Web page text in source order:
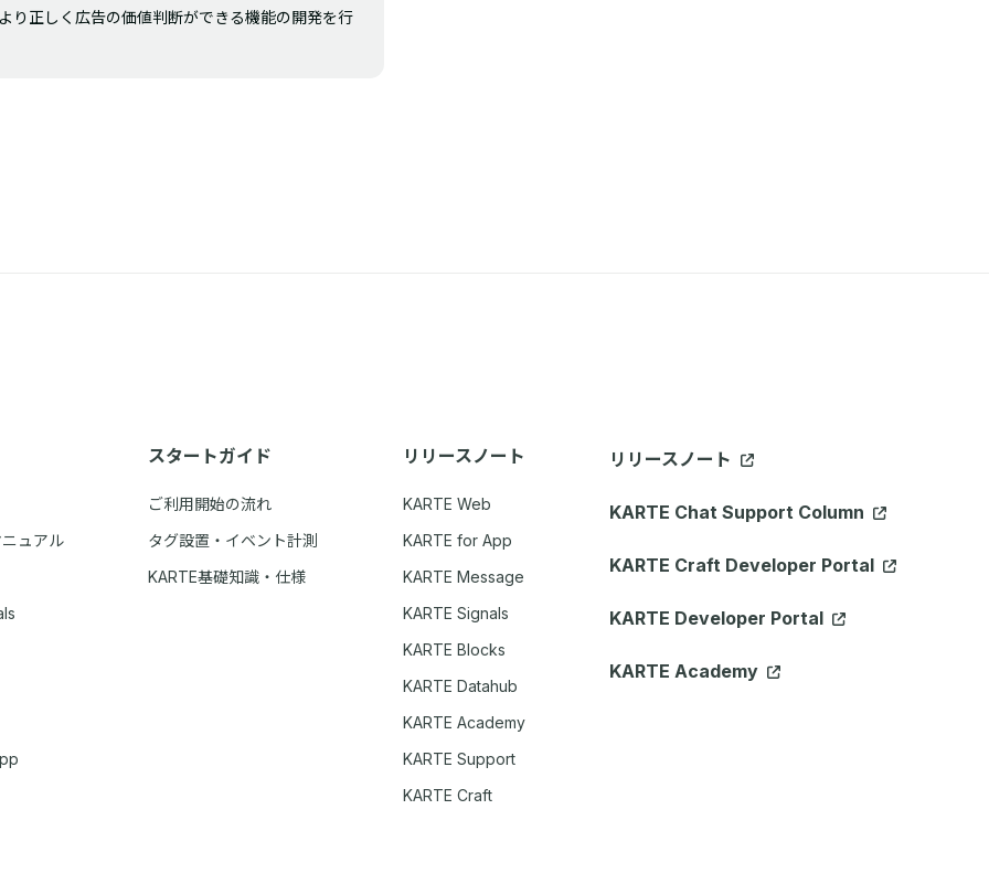
り正しく広告の価値判断ができる機能の開発を行
ュアル
スタートガイド
ご利用開始の流れ
タグ設置・イベント計測
KARTE基礎知識・仕様
リリースノート
KARTE Web
KARTE for App
KARTE Message
KARTE Signals
KARTE Blocks
KARTE Datahub
KARTE Academy
KARTE Support
KARTE Craft
リリースノート
KARTE Chat Support Column
KARTE Craft Developer Portal
KARTE Developer Portal
KARTE Academy